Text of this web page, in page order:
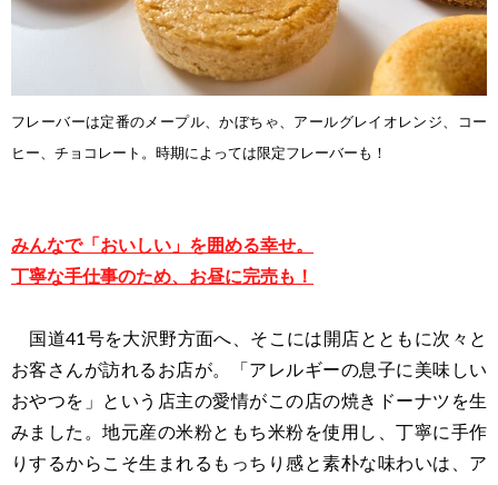
フレーバーは定番のメープル、かぼちゃ、アールグレイオレンジ、コー
ヒー、チョコレート。時期によっては限定フレーバーも！
みんなで「おいしい」を囲める幸せ。
丁寧な手仕事のため、お昼に完売も！
国道41号を大沢野方面へ、そこには開店とともに次々と
お客さんが訪れるお店が。「アレルギーの息子に美味しい
おやつを」という店主の愛情がこの店の焼きドーナツを生
みました。地元産の米粉ともち米粉を使用し、丁寧に手作
りするからこそ生まれるもっちり感と素朴な味わいは、ア